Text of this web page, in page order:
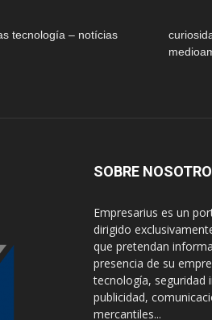
tecnología – notícias
SOBRE
Empresarius es un
dirigido
que pretendan
presencia de su
tecnología, seguridad
publicidad,
mercantiles...